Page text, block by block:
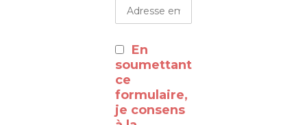
En
soumettant
ce
formulaire,
je consens